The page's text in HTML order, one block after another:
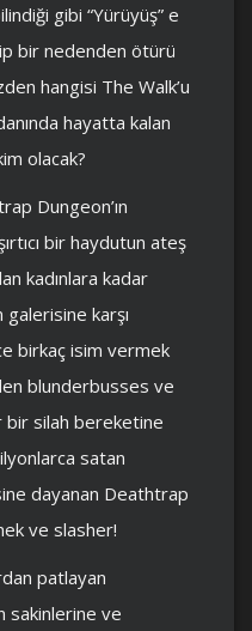
gibi “Yürüyüş” e
bir nedenden ötürü
hangisi The Walk’u
hayatta kalan
olacak?
Dungeon’ın
bir haydutun ateş
kadınlara kadar
karşı
birkaç isim vermek
blunderbusses ve
bir silah bereketine
satan
dayanan Deathtrap
ve slasher!
patlayan
sakinlerine ve